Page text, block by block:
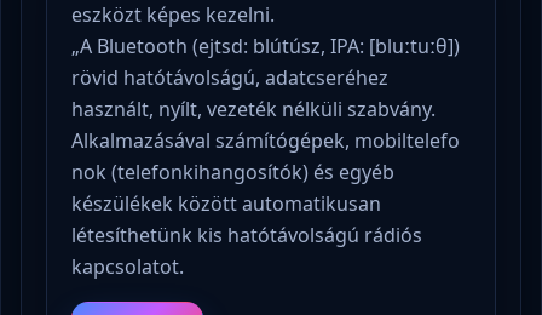
eszközt képes kezelni.
„A Bluetooth (ejtsd: blútúsz, IPA: [bluːtuːθ])
rövid hatótávolságú, adatcseréhez
használt, nyílt, vezeték nélküli szabvány.
Alkalmazásával számítógépek, mobiltelefo
nok (telefonkihangosítók) és egyéb
készülékek között automatikusan
létesíthetünk kis hatótávolságú rádiós
kapcsolatot.